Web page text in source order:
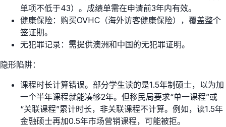
单项不低于43）。成绩单需在申请前3年内有效。
健康保险：购买OVHC（海外访客健康保险），覆盖整个
签证期。
无犯罪记录：需提供澳洲和中国的无犯罪证明。
隐形陷阱：
课程时长计算错误。部分学生读的是1.5年制硕士，以为加
一个半年课程就能凑够2年。但移民局要求“单一课程”或
“关联课程”累计时长，非关联课程不计算。例如，读1.5年
金融硕士再加0.5年市场营销课程，可能被拒。